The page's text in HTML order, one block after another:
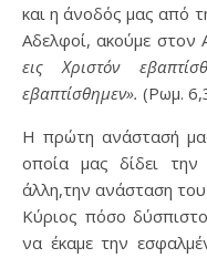
και η άνοδός μας από
Αδελφοί, ακούμε στον
εις Χριστόν
εβαπτίσθημεν». (Ρωμ.
Η πρώτη ανάστασή
οποία μας δίδει
άλλη,την ανάσταση
Κύριος πόσο
να έκαμε την